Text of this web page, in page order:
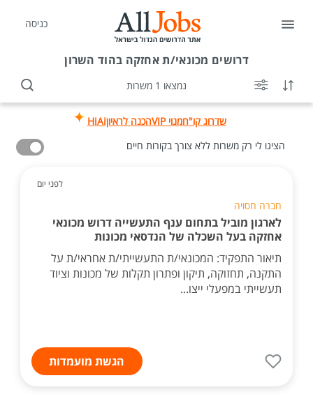
כניסה
דרושים מכונאי/ת אחזקה בהוד השרון
נמצאו 1 משרות
שדרוג קו"חמנוי VIP הכנה לראיוןHiAi
הציגו לי רק משרות ללא צורך בקורות חיים
לפני יום
חברה חסויה
לארגון מוביל בתחום ענף התעשייה דרוש מכונאי
אחזקה בעל השכלה של הנדסאי מכונות
תיאור התפקיד: המכונאי/ת התעשייתי/ת אחראי/ת על
התקנה, תחזוקה, תיקון ופתרון תקלות של מכונות וציוד
תעשייתי במפעלי ייצו...
הגשת מועמדות